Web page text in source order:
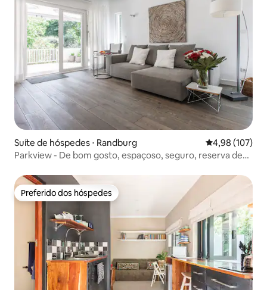
Suíte de hóspedes ⋅ Randburg 4,98 de uma
4,98 (107)
Parkview - De bom gosto, espaçoso, seguro, reserva de
Preferido dos hóspedes
Preferido dos hóspedes